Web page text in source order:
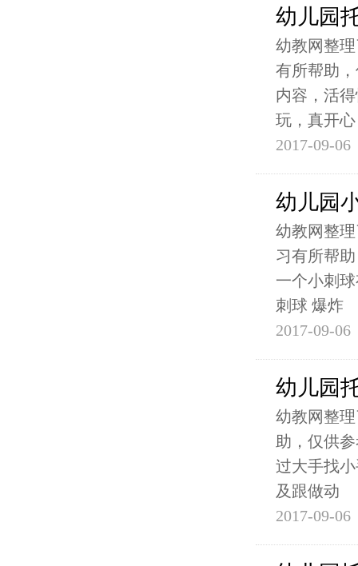
幼儿园
幼教网整
有所帮助
内容，活
玩，真开心
2017-09-06
幼儿园
幼教网整
习有所帮
一个小刺
刺球 爆炸
2017-09-06
幼儿园
幼教网整
助，仅供
过大手找
及跟做动
2017-09-06